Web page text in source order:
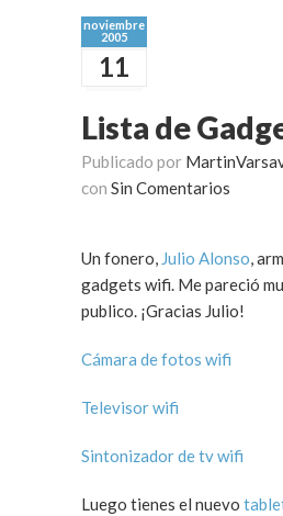
noviembre
2005
11
Lista de
Publicado por
con Sin Comentarios
Un fonero, Julio Alonso,
gadgets wifi. Me pareció muy buena y la
publico. ¡Gracias Julio!
Cámara de fotos wifi
Televisor wifi
Sintonizador de tv wifi
Luego tienes el nuevo